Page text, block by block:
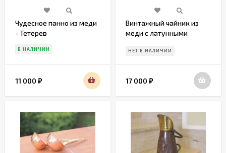
Чудесное панно из меди
- Тетерев
В НАЛИЧИИ
11 000 ₽
Винтажный чайник из
меди с латунными
НЕТ В НАЛИЧИИ
17 000 ₽